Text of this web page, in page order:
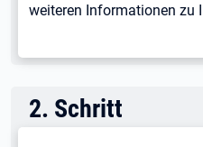
weiteren Informationen zu
2. Schritt